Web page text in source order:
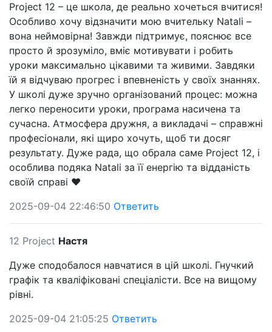
Project 12 – це школа, де реально хочеться вчитися!
Особливо хочу відзначити мою вчительку Natali –
вона неймовірна! Завжди підтримує, пояснює все
просто й зрозуміло, вміє мотивувати і робить
уроки максимально цікавими та живими. Завдяки
їй я відчуваю прогрес і впевненість у своїх знаннях.
У школі дуже зручно організований процес: можна
легко переносити уроки, програма насичена та
сучасна. Атмосфера дружня, а викладачі – справжні
професіонали, які щиро хочуть, щоб ти досяг
результату. Дуже рада, що обрала саме Project 12, і
особлива подяка Natali за її енергію та відданість
своїй справі ❤️
2025-09-04 22:46:50 Ответить
12 Project Настя
Дуже сподобалося навчатися в цій школі. Гнучкий
графік та кваліфіковані спеціалісти. Все на вищому
рівні.
2025-09-04 21:05:25 Ответить